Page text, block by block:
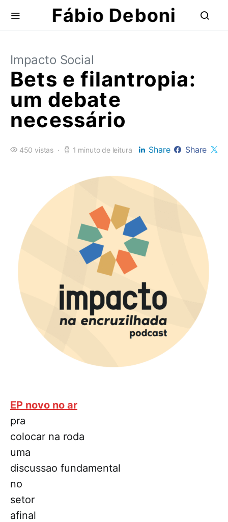
Fábio Deboni
Impacto Social
Bets e filantropia:
um debate
necessário
450 vistas 1 minuto de leitura Share Share
EP novo no ar
pra
colocar na roda
uma
discussao fundamental
no
setor
afinal